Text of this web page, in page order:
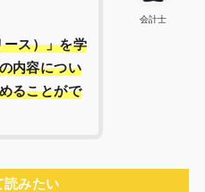
会計士
ース）」を学
内容につい
ることがで
読みたい